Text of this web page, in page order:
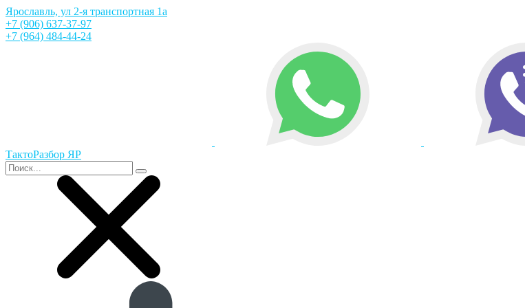
Ярославль, ул 2-я транспортная 1а
+7 (906) 637-37-97
+7 (964) 484-44-24
ТактоРазбор ЯР